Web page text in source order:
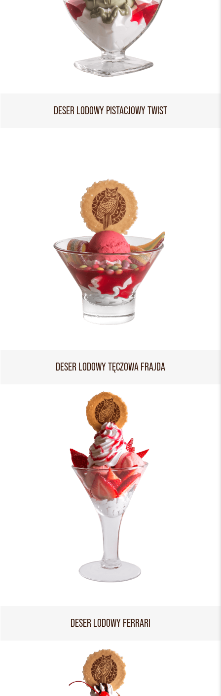
DESER LODOWY PISTACJOWY TWIST
DESER LODOWY TĘCZOWA FRAJDA
DESER LODOWY FERRARI